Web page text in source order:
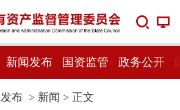
新闻发布 国资监管 政务公开
布> 新闻 > 正文